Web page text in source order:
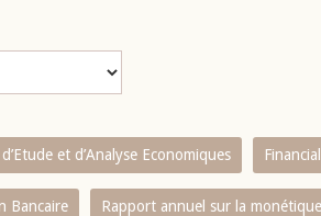
et d’Analyse Economiques
Bancaire Rapport annuel sur la